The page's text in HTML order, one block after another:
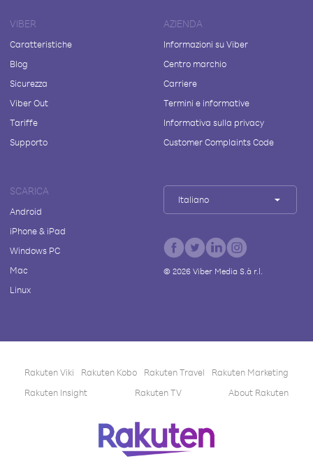
VIBER
Caratteristiche
Blog
Sicurezza
Viber Out
Tariffe
Supporto
AZIENDA
Informazioni su Viber
Centro marchio
Carriere
Termini e informative
Informativa sulla privacy
Customer Complaints Code
SCARICA
Android
iPhone & iPad
Windows PC
Mac
Linux
Italiano
© 2026Viber Media S.à r.l.
Rakuten Viki Rakuten Kobo Rakuten Travel
Rakuten Marketing
Rakuten Insight
Rakuten TV About Rakuten